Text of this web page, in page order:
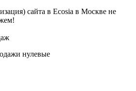
сайта в Ecosia в Москве не
нулевые